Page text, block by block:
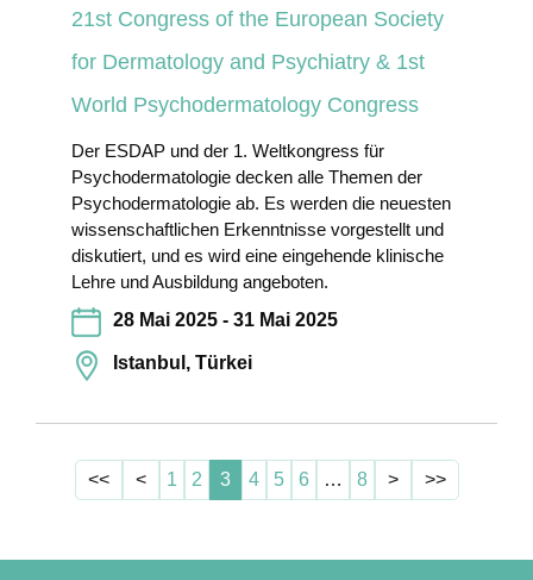
21st Congress of the European Society
for Dermatology and Psychiatry & 1st
World Psychodermatology Congress
Der ESDAP und der 1. Weltkongress für
Psychodermatologie decken alle Themen der
Psychodermatologie ab. Es werden die neuesten
wissenschaftlichen Erkenntnisse vorgestellt und
diskutiert, und es wird eine eingehende klinische
Lehre und Ausbildung angeboten.
28 Mai 2025 - 31 Mai 2025
Istanbul, Türkei
<< < 1 2 3 4 5 6 … 8 > >>